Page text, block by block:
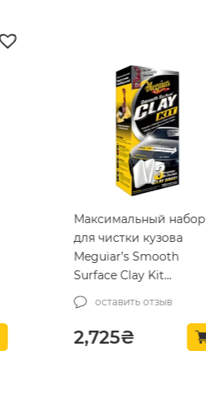
Максимальный набор
для чистки кузова
Meguiar’s Smooth
Surface Clay Kit
(G191700)
оставить отзыв
2,725₴